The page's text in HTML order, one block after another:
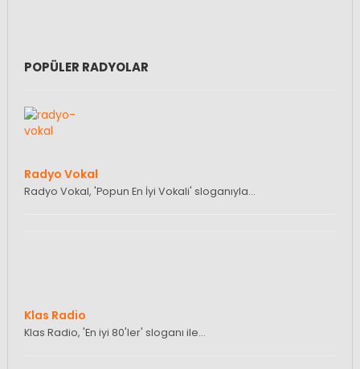
POPÜLER RADYOLAR
Radyo Vokal
Radyo Vokal, 'Popun En İyi Vokali' sloganıyla…
Klas Radio
Klas Radio, 'En iyi 80'ler' sloganı ile…